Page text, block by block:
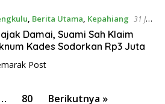
Berita Utama Kepahiang 31 Juli
Damai, Suami Sah Klaim
Kades Sodorkan Rp3 Juta
Post
80 Berikutnya »